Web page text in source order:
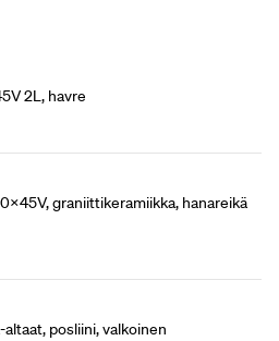
2L, havre
graniittikeramiikka, hanareikä
posliini, valkoinen